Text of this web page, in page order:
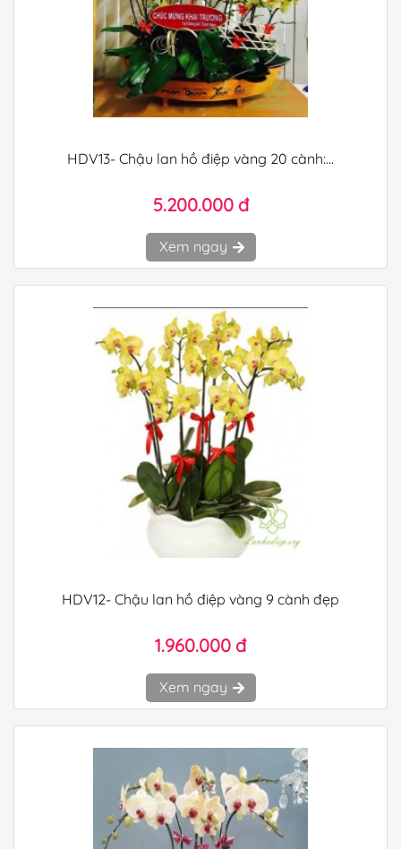
HDV13- Chậu lan hồ điệp vàng 20 cành:...
5.200.000 đ
Xem ngay
HDV12- Chậu lan hồ điệp vàng 9 cành đẹp
1.960.000 đ
Xem ngay